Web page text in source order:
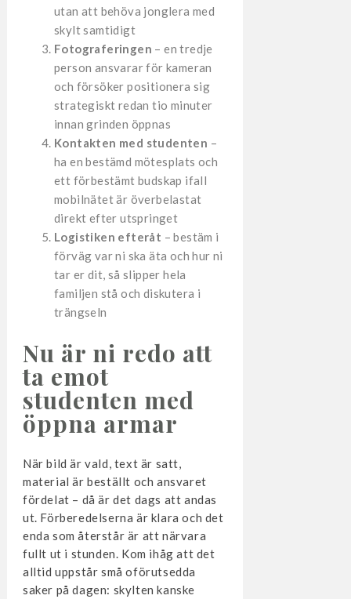
utan att behöva jonglera med
skylt samtidigt
Fotograferingen – en tredje
person ansvarar för kameran
och försöker positionera sig
strategiskt redan tio minuter
innan grinden öppnas
Kontakten med studenten –
ha en bestämd mötesplats och
ett förbestämt budskap ifall
mobilnätet är överbelastat
direkt efter utspringet
Logistiken efteråt – bestäm i
förväg var ni ska äta och hur ni
tar er dit, så slipper hela
familjen stå och diskutera i
trängseln
Nu är ni redo att
ta emot
studenten med
öppna armar
När bild är vald, text är satt,
material är beställt och ansvaret
fördelat – då är det dags att andas
ut. Förberedelserna är klara och det
enda som återstår är att närvara
fullt ut i stunden. Kom ihåg att det
alltid uppstår små oförutsedda
saker på dagen: skylten kanske